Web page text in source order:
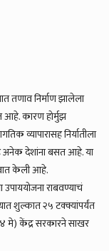
तणाव निर्माण झालेला
आहे. कारण होर्मुझ
व्यापारासह निर्यातीला
अनेक देशांना बसत आहे. या
केली आहे.
राबवण्याचं
शुल्कात २५ टक्क्यांपर्यंत
मे) केंद्र सरकारने साखर